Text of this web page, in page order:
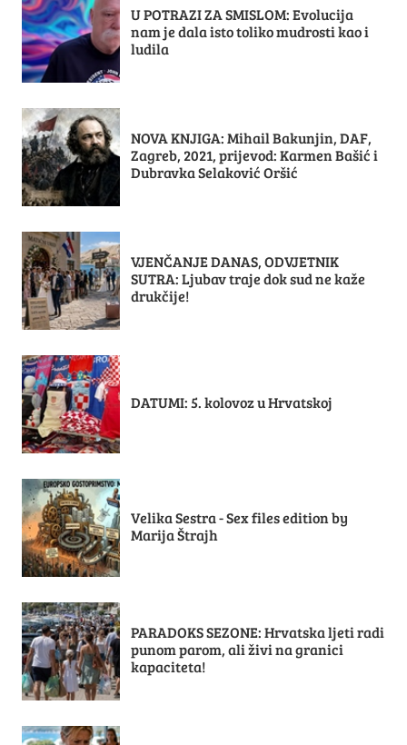
U POTRAZI ZA SMISLOM: Evolucija
nam je dala isto toliko mudrosti kao i
ludila
NOVA KNJIGA: Mihail Bakunjin, DAF,
Zagreb, 2021, prijevod: Karmen Bašić i
Dubravka Selaković Oršić
VJENČANJE DANAS, ODVJETNIK
SUTRA: Ljubav traje dok sud ne kaže
drukčije!
DATUMI: 5. kolovoz u Hrvatskoj
Velika Sestra - Sex files edition by
Marija Štrajh
PARADOKS SEZONE: Hrvatska ljeti radi
punom parom, ali živi na granici
kapaciteta!